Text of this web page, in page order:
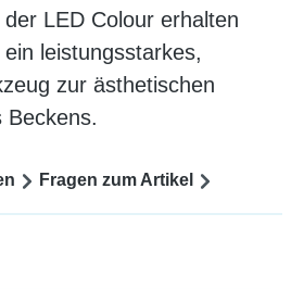
LED Colour erhalten
leistungsstarkes,
zur ästhetischen
Beckens.
Fragen zum Artikel